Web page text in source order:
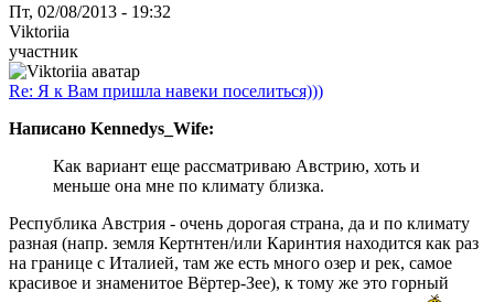
Пт, 02/08/2013 - 19:32
Viktoriia
участник
Re: Я к Вам пришла навеки поселиться)))
Написано Kennedys_Wife:
Как вариант еще рассматриваю Австрию, хоть и
меньше она мне по климату близка.
Республика Австрия - очень дорогая страна, да и по климату
разная (напр. земля Кертнтен/или Каринтия находится как раз
на границе с Италией, там же есть много озер и рек, самое
красивое и знаменитое Вёртер-Зее), к тому же это горный